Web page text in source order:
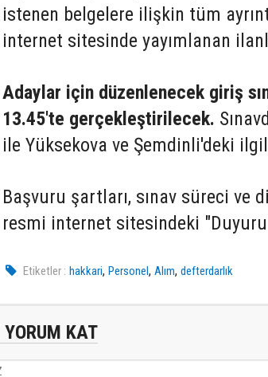
istenen belgelere ilişkin tüm
internet sitesinde yayımlanan
Adaylar için düzenlenecek giriş
13.45'te gerçekleştirilecek.
ile Yüksekova ve Şemdinli'deki
Başvuru şartları, sınav süreci ve
resmi internet sitesindeki
Etiketler : hakkari,Personel,Alım,defterdarlık
YORUM KAT